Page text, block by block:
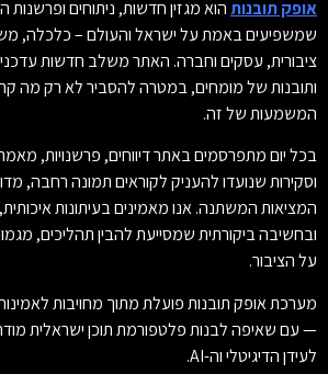
אופק תובנותהוא מגזין חדשות, ניתוחים
שמשפיעים באמת על ישראל והעולם – כלכלה,
ציבורית, עסקים וחברה. האתר משלב חדשות
ותובנות של מומחים, במטרה להסביר לא רק מה
המשמעות של זה.
בכל יום מתפרסמים באתר דיווחים, פרשנויות,
וסקירות שנועדו להעניק לקוראים תמונה רחבה,
המציאות המשתנה. אנו מאמינים בעיתונות
ובחשיבה ביקורתית שמסייעת להבין תהליכים,
על הציבור.
מערכת אופק תובנות פועלת מתוך מחויבות
— עם שאיפה לבנות פלטפורמת תוכן ישראלית
לעידן הדיגיטלי וה-AI.